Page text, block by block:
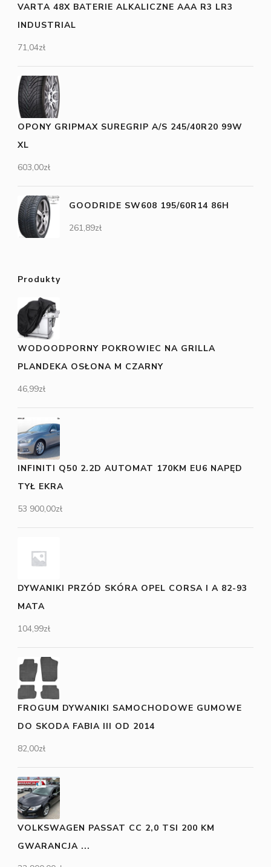
VARTA 48X BATERIE ALKALICZNE AAA R3 LR3
INDUSTRIAL
71,04zł
OPONY GRIPMAX SUREGRIP A/S 245/40R20 99W
XL
603,00zł
GOODRIDE SW608 195/60R14 86H
261,89zł
Produkty
WODOODPORNY POKROWIEC NA GRILLA
PLANDEKA OSŁONA M CZARNY
46,99zł
INFINITI Q50 2.2D AUTOMAT 170KM EU6 NAPĘD
TYŁ EKRA
53 900,00zł
DYWANIKI PRZÓD SKÓRA OPEL CORSA I A 82-93
MATA
104,99zł
FROGUM DYWANIKI SAMOCHODOWE GUMOWE
DO SKODA FABIA III OD 2014
82,00zł
VOLKSWAGEN PASSAT CC 2,0 TSI 200 KM
GWARANCJA ...